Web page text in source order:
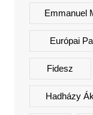
Emmanuel
Európai
Fidesz
Hadházy